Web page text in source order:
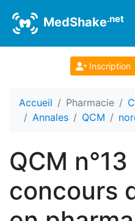
MedShake.net
Inscription
Accueil Pharmacie
Annales
QCM
QCM n°13
concours